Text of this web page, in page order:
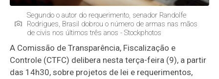
Segundo o autor do requerimento, senador Randolfe
Rodrigues, Brasil dobrou o número de armas nas mãos
de civis nos últimos três anos - Stockphotos
A Comissão de Transparência, Fiscalização e
Controle (CTFC) delibera nesta terça-feira (9), a partir
das 14h30, sobre projetos de lei e requerimentos,